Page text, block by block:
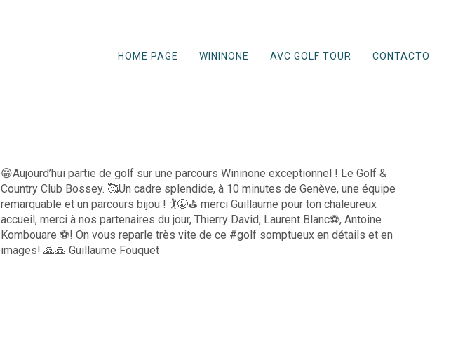
HOME PAGE WININONE AVC GOLF TOUR CONTACTO
😁Aujourd’hui partie de golf sur une parcours Wininone exceptionnel ! Le Golf &
Country Club Bossey. 🥰Un cadre splendide, à 10 minutes de Genève, une équipe
remarquable et un parcours bijou ! 🏌🤩⛳️ merci Guillaume pour ton chaleureux
accueil, merci à nos partenaires du jour, Thierry David, Laurent Blanc⚽️, Antoine
Kombouare ⚽️! On vous reparle très vite de ce #golf somptueux en détails et en
images! 🙏🙏 Guillaume Fouquet